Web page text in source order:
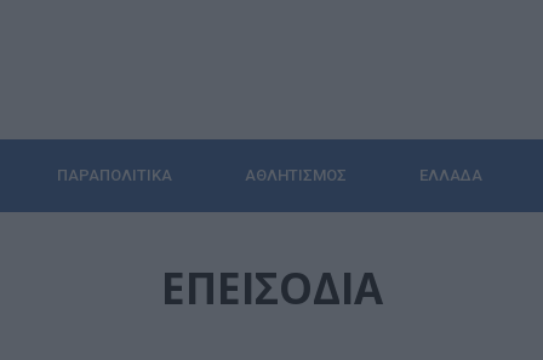
ΠΑΡΑΠΟΛΙΤΙΚΆ ΑΘΛΗΤΙΣΜΌΣ ΕΛΛΆΔΑ
ΕΠΕΙΣΟΔΙΑ